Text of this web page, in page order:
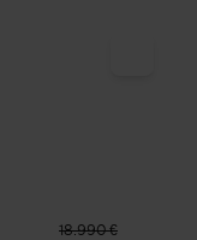
18.990 €